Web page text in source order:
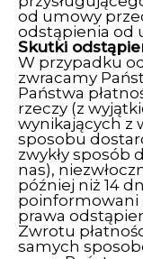
od umowy
odstąpienia od
Skutki
W przypadku
zwracamy
Państwa
rzeczy (z
wynikających z
sposobu
zwykły sposób
nas),
później niż 14
poinformowani
prawa
Zwrotu
samych